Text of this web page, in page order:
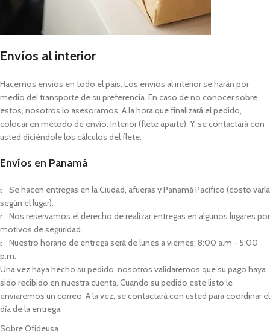
Envíos al interior
Hacemos envíos en todo el país. Los envíos al interior se harán por
medio del transporte de su preferencia. En caso de no conocer sobre
estos, nosotros lo asesoramos. A la hora que finalizará el pedido,
colocar en método de envío: Interior (flete aparte). Y, se contactará con
usted diciéndole los cálculos del flete.
Envíos en Panamá
Se hacen entregas en la Ciudad, afueras y Panamá Pacífico (costo varía
según el lugar).
Nos reservamos el derecho de realizar entregas en algunos lugares por
motivos de seguridad.
Nuestro horario de entrega será de lunes a viernes: 8:00 a.m - 5:00
p.m.
Una vez haya hecho su pedido, nosotros validaremos que su pago haya
sido recibido en nuestra cuenta. Cuando su pedido este listo le
enviaremos un correo. A la vez, se contactará con usted para coordinar el
día de la entrega.
Sobre Ofideusa